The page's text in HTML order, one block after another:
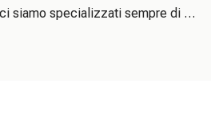
siamo specializzati sempre di
produciamo circa 400.000
coltivata a lenticchie è